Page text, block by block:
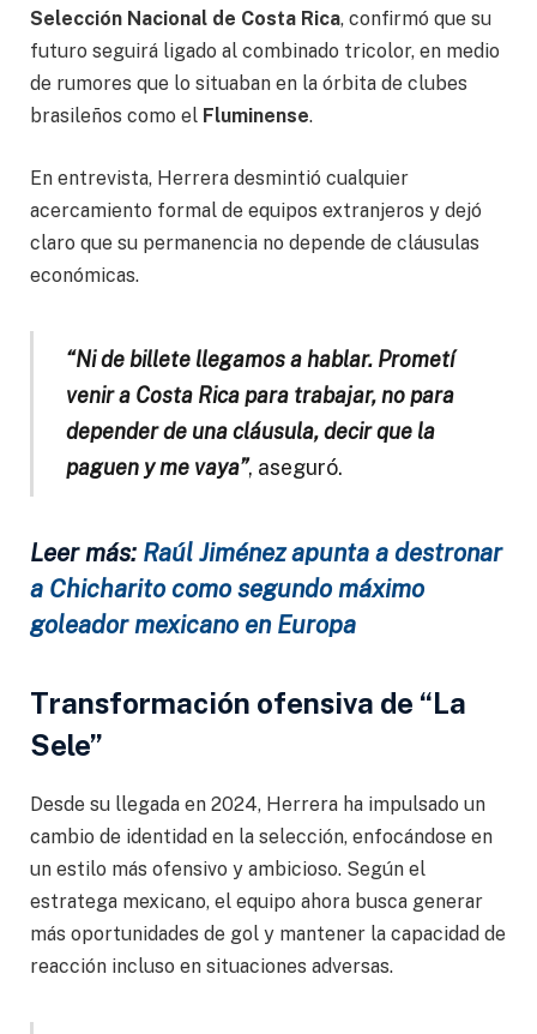
Selección Nacional de Costa Rica, confirmó que su
futuro seguirá ligado al combinado tricolor, en medio
de rumores que lo situaban en la órbita de clubes
brasileños como el Fluminense.
En entrevista, Herrera desmintió cualquier
acercamiento formal de equipos extranjeros y dejó
claro que su permanencia no depende de cláusulas
económicas.
“Ni de billete llegamos a hablar. Prometí
venir a Costa Rica para trabajar, no para
depender de una cláusula, decir que la
paguen y me vaya”, aseguró.
Leer más: Raúl Jiménez apunta a destronar
a Chicharito como segundo máximo
goleador mexicano en Europa
Transformación ofensiva de “La
Sele”
Desde su llegada en 2024, Herrera ha impulsado un
cambio de identidad en la selección, enfocándose en
un estilo más ofensivo y ambicioso. Según el
estratega mexicano, el equipo ahora busca generar
más oportunidades de gol y mantener la capacidad de
reacción incluso en situaciones adversas.